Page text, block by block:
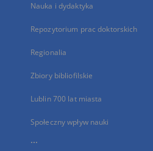
Nauka i dydaktyka
Repozytorium prac doktorskich
Regionalia
Zbiory bibliofilskie
Lublin 700 lat miasta
Społeczny wpływ nauki
...